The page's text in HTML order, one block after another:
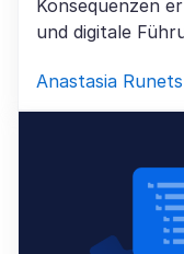
Konsequenzen
und digitale
Anastasia Runets